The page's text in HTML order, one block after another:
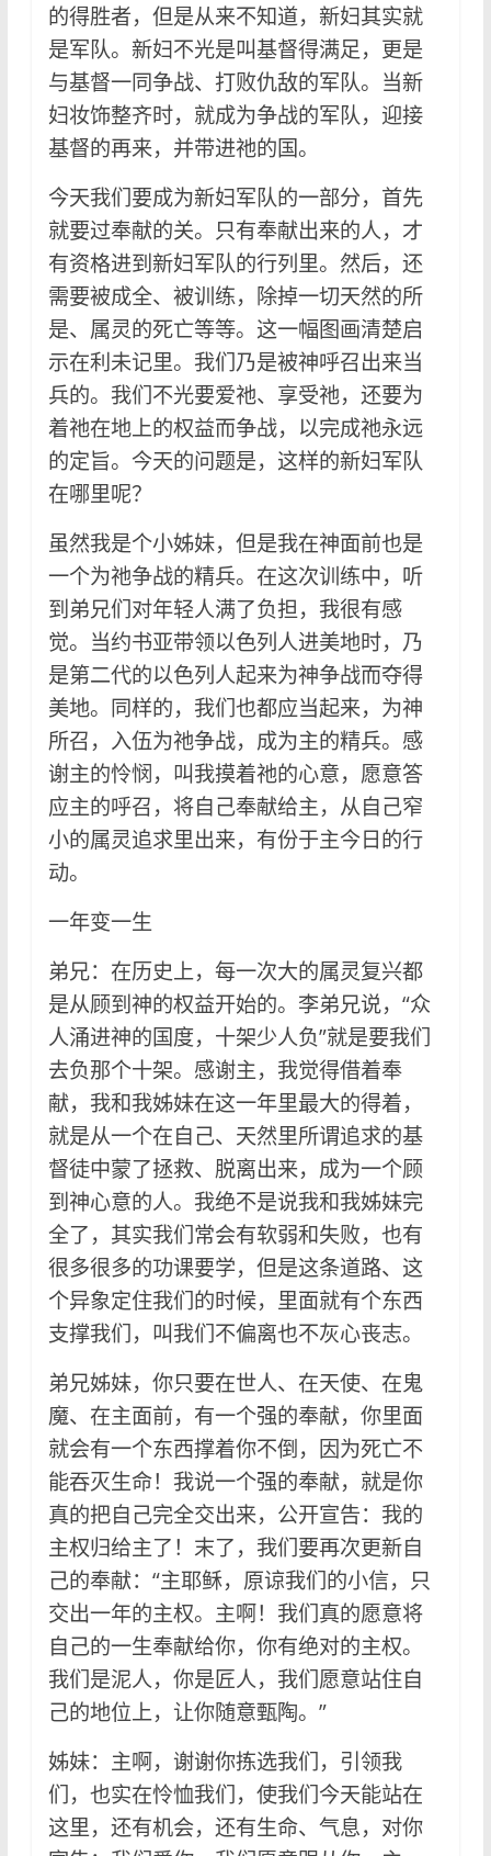
的得胜者，但是从来不知道，新妇其实就
是军队。新妇不光是叫基督得满足，更是
与基督一同争战、打败仇敌的军队。当新
妇妆饰整齐时，就成为争战的军队，迎接
基督的再来，并带进祂的国。
今天我们要成为新妇军队的一部分，首先
就要过奉献的关。只有奉献出来的人，才
有资格进到新妇军队的行列里。然后，还
需要被成全、被训练，除掉一切天然的所
是、属灵的死亡等等。这一幅图画清楚启
示在利未记里。我们乃是被神呼召出来当
兵的。我们不光要爱祂、享受祂，还要为
着祂在地上的权益而争战，以完成祂永远
的定旨。今天的问题是，这样的新妇军队
在哪里呢？
虽然我是个小姊妹，但是我在神面前也是
一个为祂争战的精兵。在这次训练中，听
到弟兄们对年轻人满了负担，我很有感
觉。当约书亚带领以色列人进美地时，乃
是第二代的以色列人起来为神争战而夺得
美地。同样的，我们也都应当起来，为神
所召，入伍为祂争战，成为主的精兵。感
谢主的怜悯，叫我摸着祂的心意，愿意答
应主的呼召，将自己奉献给主，从自己窄
小的属灵追求里出来，有份于主今日的行
动。
一年变一生
弟兄：在历史上，每一次大的属灵复兴都
是从顾到神的权益开始的。李弟兄说，“众
人涌进神的国度，十架少人负”就是要我们
去负那个十架。感谢主，我觉得借着奉
献，我和我姊妹在这一年里最大的得着，
就是从一个在自己、天然里所谓追求的基
督徒中蒙了拯救、脱离出来，成为一个顾
到神心意的人。我绝不是说我和我姊妹完
全了，其实我们常会有软弱和失败，也有
很多很多的功课要学，但是这条道路、这
个异象定住我们的时候，里面就有个东西
支撑我们，叫我们不偏离也不灰心丧志。
弟兄姊妹，你只要在世人、在天使、在鬼
魔、在主面前，有一个强的奉献，你里面
就会有一个东西撑着你不倒，因为死亡不
能吞灭生命！我说一个强的奉献，就是你
真的把自己完全交出来，公开宣告：我的
主权归给主了！末了，我们要再次更新自
己的奉献：“主耶稣，原谅我们的小信，只
交出一年的主权。主啊！我们真的愿意将
自己的一生奉献给你，你有绝对的主权。
我们是泥人，你是匠人，我们愿意站住自
己的地位上，让你随意甄陶。”
姊妹：主啊，谢谢你拣选我们，引领我
们，也实在怜恤我们，使我们今天能站在
这里，还有机会，还有生命、气息，对你